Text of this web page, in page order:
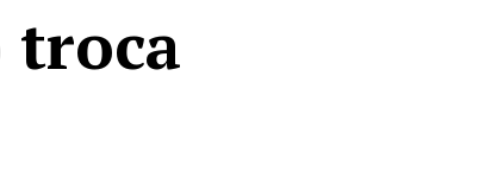
troca